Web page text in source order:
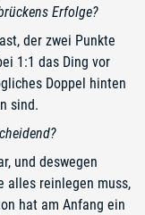
Erfolge?
der zwei Punkte
1:1 das Ding vor
Doppel hinten
sind.
und deswegen
alles reinlegen muss,
hat am Anfang ein